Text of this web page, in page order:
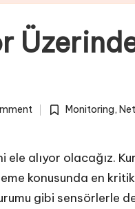
Posted
Monitoring,
ele alıyor olacağız.
konusunda en
gibi sensörlerle